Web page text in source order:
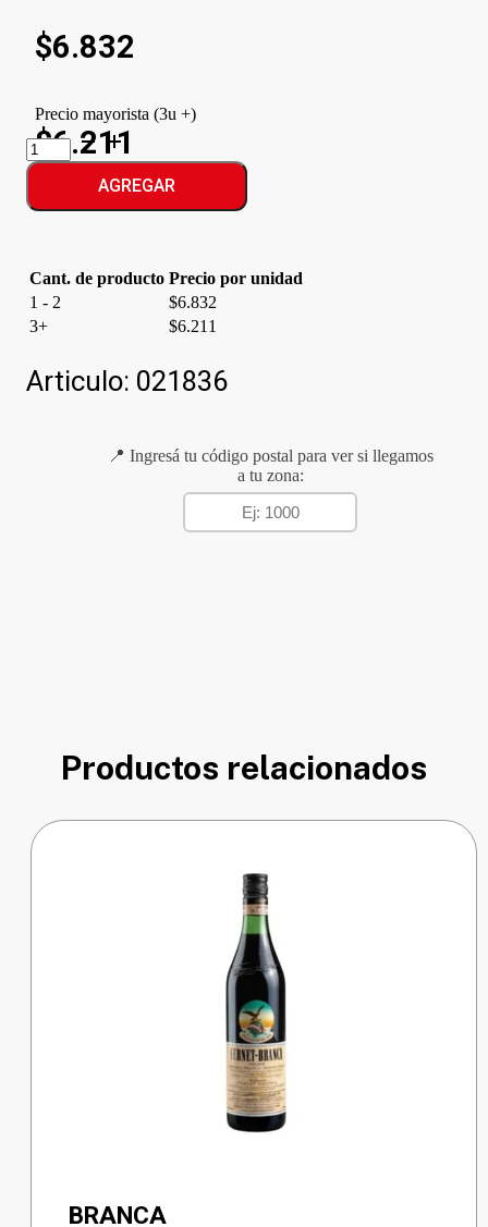
$6.832
Precio mayorista (3u +)
$6.211
CHANCES
VINO
TORR-
MALB
AGREGAR
Cant. de producto Precio por unidad
1 - 2
$6.832
3+
$6.211
Articulo: 021836
📍 Ingresá tu código postal para ver si llegamos
a tu zona:
Productos relacionados
BRANCA